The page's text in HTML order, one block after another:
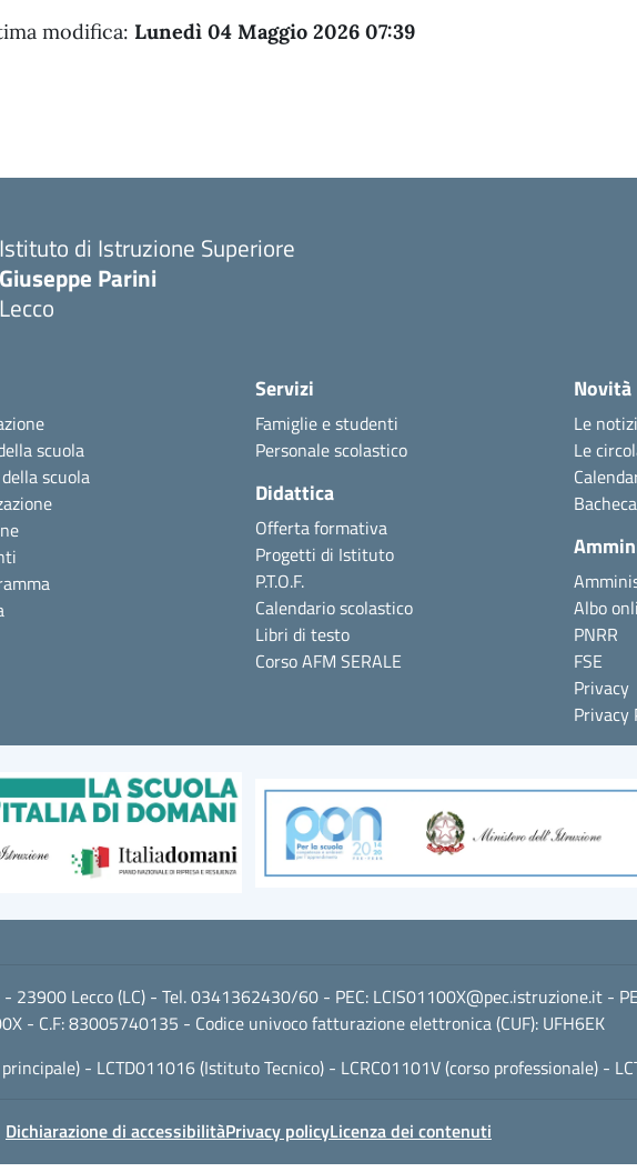
modifica: Lunedì 04 Maggio 2026 07:39
Istituto di Istruzione Superiore
Giuseppe Parini
Lecco
scuola
scuola
Servizi
Famiglie e studenti
Personale scolastico
Didattica
Offerta formativa
Progetti di Istituto
P.T.O.F.
Calendario scolastico
Libri di testo
Corso AFM SERALE
Novità
Le
Le
Albo
PNRR
FSE
Privacy
Privacy
23900 Lecco (LC) - Tel. 0341362430/60 - PEC: LCIS01100X@pec.istruzione.it -
- C.F: 83005740135 - Codice univoco fatturazione elettronica (CUF): UFH6EK
- LCTD011016 (Istituto Tecnico) - LCRC01101V (corso professionale) -
Dichiarazione di accessibilitàPrivacy policyLicenza dei contenuti